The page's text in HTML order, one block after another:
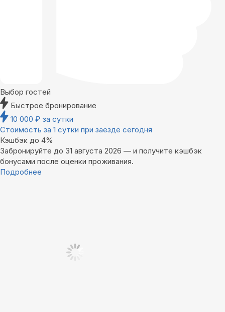
Выбор гостей
Быстрое бронирование
10 000 ₽ за сутки
Стоимость за 1 сутки при заезде сегодня
Кэшбэк до 4%
Забронируйте до 31 августа 2026 — и получите кэшбэк
бонусами после оценки проживания.
Подробнее